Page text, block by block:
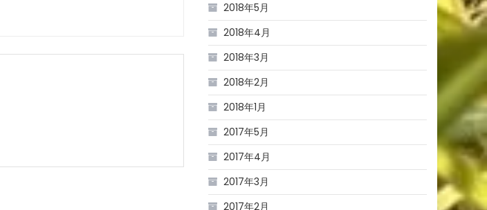
2018年5月
2018年4月
2018年3月
2018年2月
2018年1月
2017年5月
2017年4月
2017年3月
2017年2月